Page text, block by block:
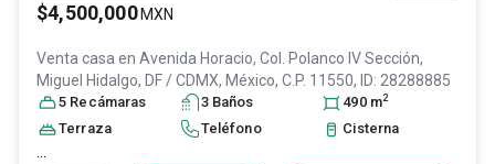
$4,500,000 MXN
Venta casa en Avenida Horacio, Col. Polanco IV Sección,
Miguel Hidalgo, DF / CDMX, México, C.P. 11550, ID: 28288885
5 Recámaras 3 Baños 490 m2
Terraza Teléfono Cisterna
...